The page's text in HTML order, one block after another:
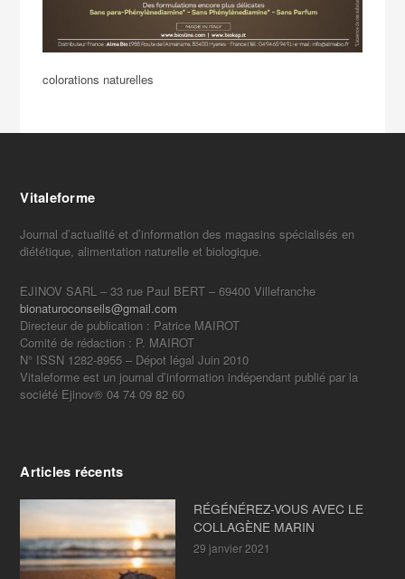
colorations naturelles
Vitaleforme
Journal d’actualité et d’information des magasins spécialisés en
diététique, alimentation naturelle et biologique.
EJINOV SARL – 33 rue Paul BERT – 69400 Villefranche
bionaturoconseils@gmail.com
Directeur de publication : Patrice MAIROT
Comité de rédaction : P. MAIROT
N° ISSN 1282-8955 – Dépot légal Juin 2010
Vitaleforme est un journal d’information indépendant publié par la
société Ejinov® 04 74 09 82 60
Articles récents
RÉGÉNÉREZ-VOUS AVEC LE
COLLAGÈNE MARIN
29 janvier 2021